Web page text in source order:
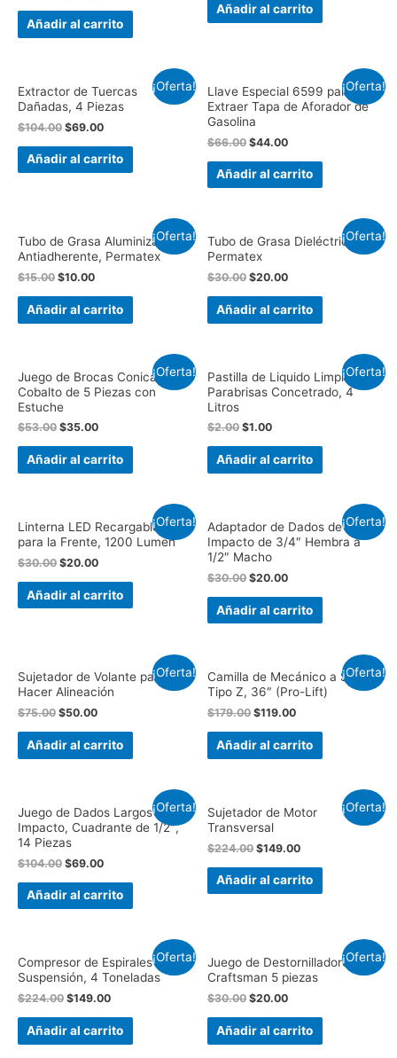
Añadir al carrito
Añadir al carrito
¡Oferta!
Extractor de Tuercas
Dañadas, 4 Piezas
$104.00 $69.00
Añadir al carrito
¡Oferta!
Llave Especial 6599 para
Extraer Tapa de Aforador de
Gasolina
$66.00 $44.00
Añadir al carrito
¡Oferta!
Tubo de Grasa Aluminizada
Antiadherente, Permatex
$15.00 $10.00
Añadir al carrito
¡Oferta!
Tubo de Grasa Dieléctrica,
Permatex
$30.00 $20.00
Añadir al carrito
¡Oferta!
Juego de Brocas Conicas de
Cobalto de 5 Piezas con
Estuche
$53.00 $35.00
Añadir al carrito
¡Oferta!
Pastilla de Liquido Limpia
Parabrisas Concetrado, 4
Litros
$2.00 $1.00
Añadir al carrito
¡Oferta!
Linterna LED Recargable USB
para la Frente, 1200 Lumen
$30.00 $20.00
Añadir al carrito
¡Oferta!
Adaptador de Dados de
Impacto de 3/4″ Hembra a
1/2″ Macho
$30.00 $20.00
Añadir al carrito
¡Oferta!
Sujetador de Volante para
Hacer Alineación
$75.00 $50.00
Añadir al carrito
¡Oferta!
Camilla de Mecánico a Silla
Tipo Z, 36″ (Pro-Lift)
$179.00 $119.00
Añadir al carrito
¡Oferta!
Juego de Dados Largos de
Impacto, Cuadrante de 1/2″,
14 Piezas
$104.00 $69.00
Añadir al carrito
¡Oferta!
Sujetador de Motor
Transversal
$224.00 $149.00
Añadir al carrito
¡Oferta!
Compresor de Espirales de
Suspensión, 4 Toneladas
$224.00 $149.00
Añadir al carrito
¡Oferta!
Juego de Destornilladores
Craftsman 5 piezas
$30.00 $20.00
Añadir al carrito